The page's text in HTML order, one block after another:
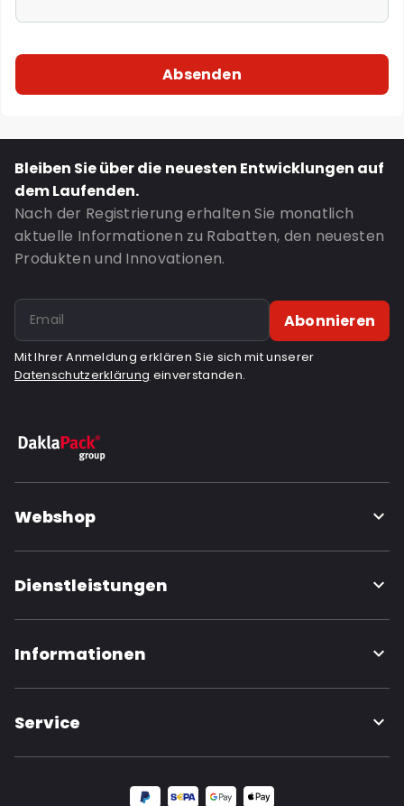
Bleiben Sie über die neuesten Entwicklungen auf
dem Laufenden.
Nach der Registrierung erhalten Sie monatlich
aktuelle Informationen zu Rabatten, den neuesten
Produkten und Innovationen.
Abonnieren
Mit Ihrer Anmeldung erklären Sie sich mit unserer
Datenschutzerklärung einverstanden.
Webshop
Dienstleistungen
Informationen
Service